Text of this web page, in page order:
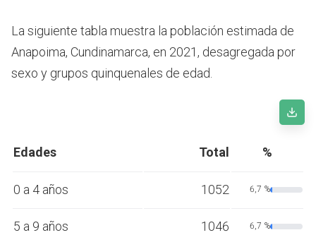
La siguiente tabla muestra la población estimada de
Anapoima, Cundinamarca, en 2021, desagregada por
sexo y grupos quinquenales de edad.
Edades Total %
0 a 4 años 1052 6,7 %
5 a 9 años 1046 6,7 %